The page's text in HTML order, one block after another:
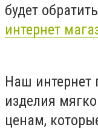
будет
интернет
Наш интернет
изделия
ценам,